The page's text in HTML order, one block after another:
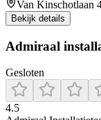
Van Kinschotlaan
Bekijk details
Admiraal
Gesloten
4.5